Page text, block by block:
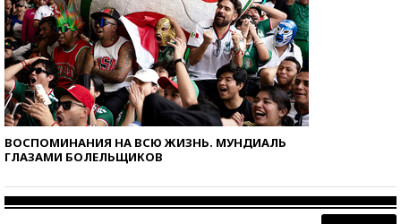
ВОСПОМИНАНИЯ НА ВСЮ ЖИЗНЬ. МУНДИАЛЬ
ГЛАЗАМИ БОЛЕЛЬЩИКОВ